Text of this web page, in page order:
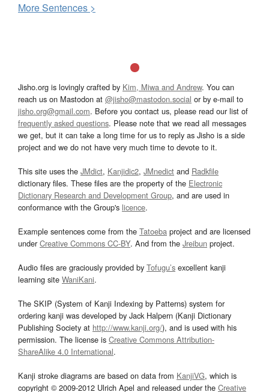
MoreSentences >
Jisho.org is lovingly crafted by Kim, Miwa and Andrew. You can
reach us on Mastodon at @jisho@mastodon.social or by e-mail to
jisho.org@gmail.com. Before you contact us, please read our list of
frequently asked questions. Please note that we read all messages
we get, but it can take a long time for us to reply as Jisho is a side
project and we do not have very much time to devote to it.
This site uses the JMdict, Kanjidic2, JMnedict and Radkfile
dictionary files. These files are the property of the Electronic
Dictionary Research and Development Group, and are used in
conformance with the Group's licence.
Example sentences come from the Tatoeba project and are licensed
underCreative Commons CC-BY. And from the Jreibun project.
Audio files are graciously provided by Tofugu’s excellent kanji
learning site WaniKani.
The SKIP (System of Kanji Indexing by Patterns) system for
ordering kanji was developed by Jack Halpern (Kanji Dictionary
Publishing Society at http://www.kanji.org/), and is used with his
permission. The license is Creative Commons Attribution-
ShareAlike 4.0 International.
Kanji stroke diagrams are based on data from KanjiVG, which is
copyright © 2009-2012 Ulrich Apel and released under the Creative